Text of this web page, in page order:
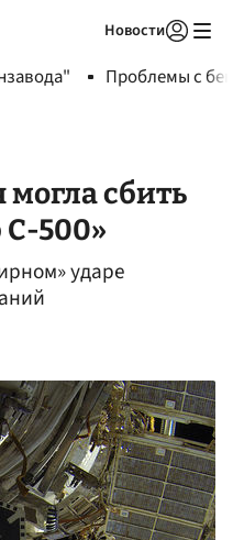
Новости
Проблемы с
могла сбить
500»
ударе